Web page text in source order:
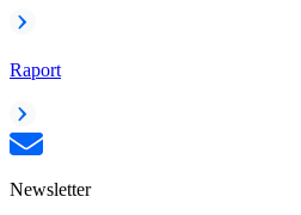
Raport
Newsletter